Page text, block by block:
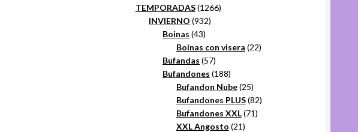
productos
TEMPORADAS 12661266
INVIERNO 932932
Boinas 4343
productos
Boinas con visera 2222
Bufandas 5757
productos
Bufandones 188188
productos
Bufandon Nube 2525
productos
Bufandones PLUS 8282
Bufandones XXL 7171
XXL Angosto 2121